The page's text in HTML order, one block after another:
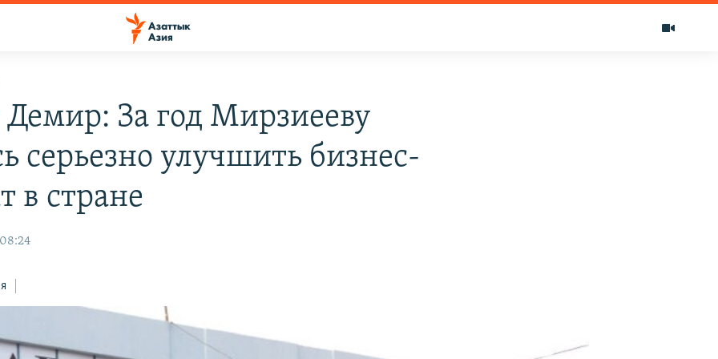
За год Мирзиееву
серьезно улучшить бизнес-
в стране